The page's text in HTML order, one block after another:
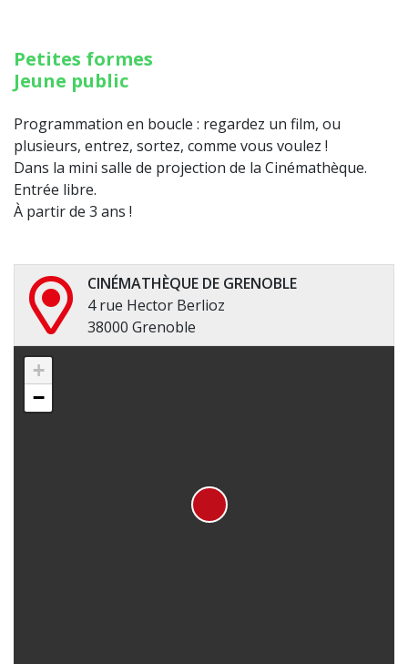
Petites formes
Jeune public
Programmation en boucle : regardez un film, ou
plusieurs, entrez, sortez, comme vous voulez !
Dans la mini salle de projection de la Cinémathèque.
Entrée libre.
À partir de 3 ans !
CINÉMATHÈQUE DE GRENOBLE
4 rue Hector Berlioz
38000 Grenoble
+
−